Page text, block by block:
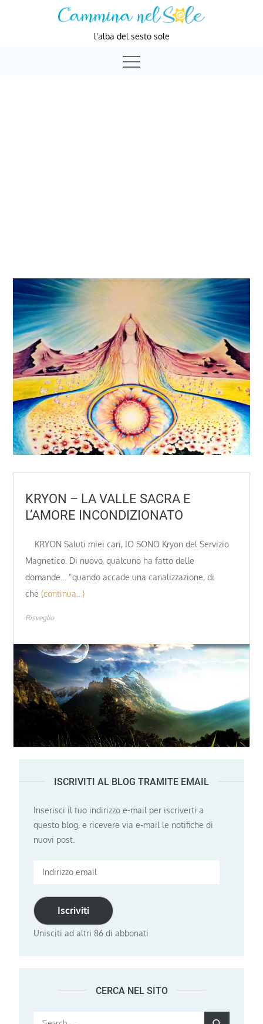
l'alba del sesto sole
KRYON – LA VALLE SACRA E
L’AMORE INCONDIZIONATO
KRYON Saluti miei cari, IO SONO Kryon del Servizio
Magnetico. Di nuovo, qualcuno ha fatto delle
domande… “quando accade una canalizzazione, di
che (continua…)
Risveglio
ISCRIVITI AL BLOG TRAMITE EMAIL
Inserisci il tuo indirizzo e-mail per iscriverti a
questo blog, e ricevere via e-mail le notifiche di
nuovi post.
Indirizzo
Iscriviti
Unisciti ad altri 86 di abbonati
CERCA NEL SITO
Search